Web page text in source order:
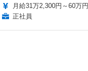
月給31万2,300円～60万円
正社員